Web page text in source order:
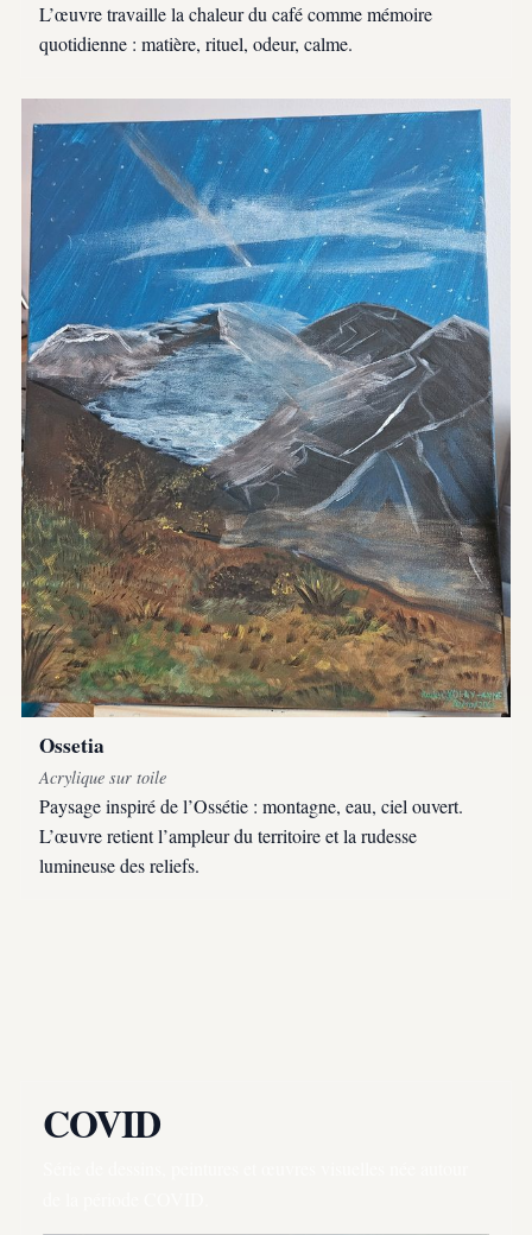
L’œuvre travaille la chaleur du café comme mémoire
quotidienne : matière, rituel, odeur, calme.
Ossetia
Acrylique sur toile
Paysage inspiré de l’Ossétie : montagne, eau, ciel ouvert.
L’œuvre retient l’ampleur du territoire et la rudesse
lumineuse des reliefs.
COVID